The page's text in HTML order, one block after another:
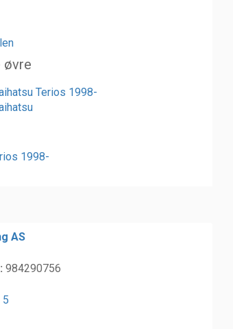
øvre
Terios 1998-
1998-
AS
984290756
5